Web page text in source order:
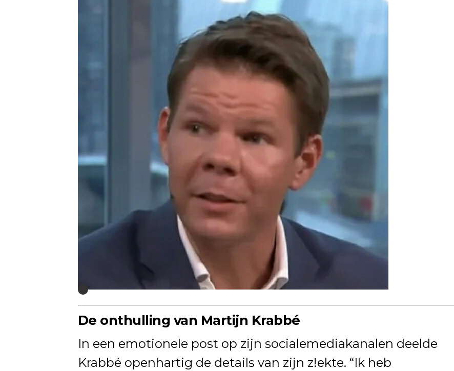
De onthulling van Martijn Krabbé
In een emotionele post op zijn socialemediakanalen deelde
Krabbé openhartig de details van zijn z!ekte. “Ik heb